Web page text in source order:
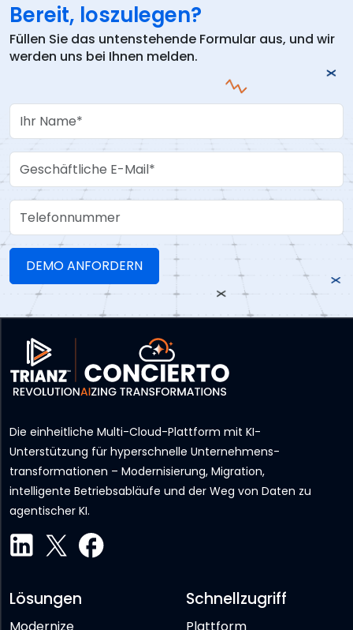
Bereit, loszulegen?
Füllen Sie das untenstehende Formular aus, und wir
werden uns bei Ihnen melden.
Your Name
Work Email
Telefonnummer
Die einheitliche Multi-Cloud-Plattform mit KI-
Unterstützung für hyperschnelle Unternehmens­
transformationen – Modernisierung, Migration,
intelligente Betriebsabläufe und der Weg von Daten zu
agentischer KI.
Lösungen
Modernize
Schnellzugriff
Plattform